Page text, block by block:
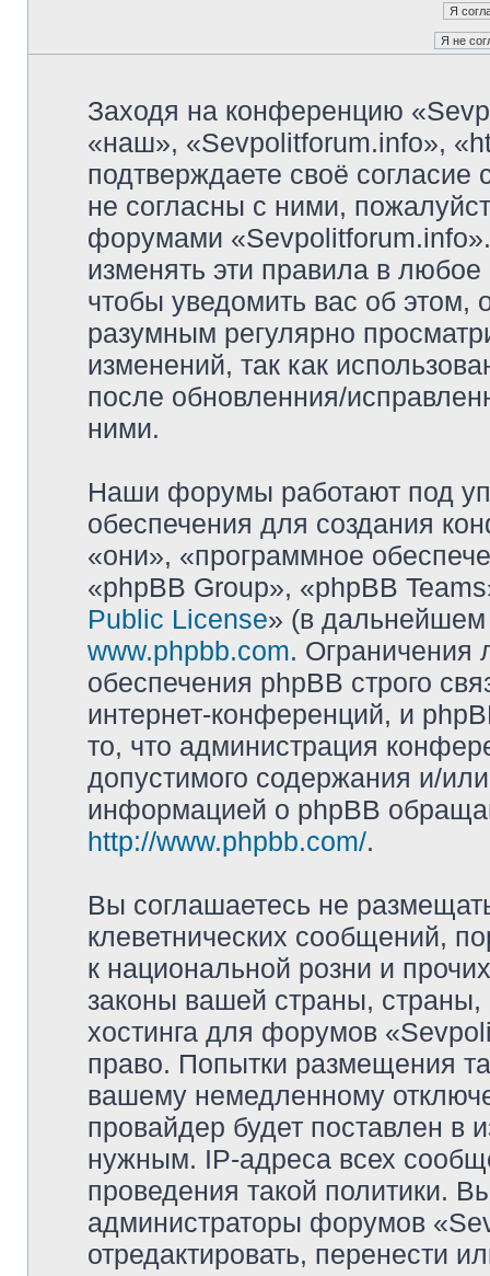
Заходя на конференцию
«наш», «Sevpolitforum.info»,
подтверждаете своё
не согласны с ними,
форумами
изменять эти правила в
чтобы уведомить вас об
разумным регулярно
изменений, так как
после обновленния/
ними.
Наши форумы работают под
обеспечения для создания
«они», «программное
«phpBB Group», «phpBB
Public License» (в дальнейшем
www.phpbb.com. Ограничения
обеспечения phpBB строго
интернет-конференций, и
то, что администрация
допустимого содержания и/
информацией о phpBB
http://www.phpbb.com/.
Вы соглашаетесь не
клеветнических сообщений,
к национальной розни и
законы вашей страны, страны,
хостинга для форумов
право. Попытки размещения
вашему немедленному
провайдер будет поставлен в
нужным. IP-адреса всех
проведения такой политики.
администраторы форумов
отредактировать, перенести